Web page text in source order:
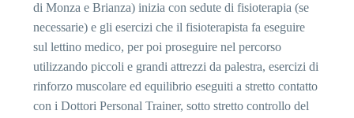
di Monza e Brianza) inizia con sedute di fisioterapia (se
necessarie) e gli esercizi che il fisioterapista fa eseguire
sul lettino medico, per poi proseguire nel percorso
utilizzando piccoli e grandi attrezzi da palestra, esercizi di
rinforzo muscolare ed equilibrio eseguiti a stretto contatto
con i Dottori Personal Trainer, sotto stretto controllo del